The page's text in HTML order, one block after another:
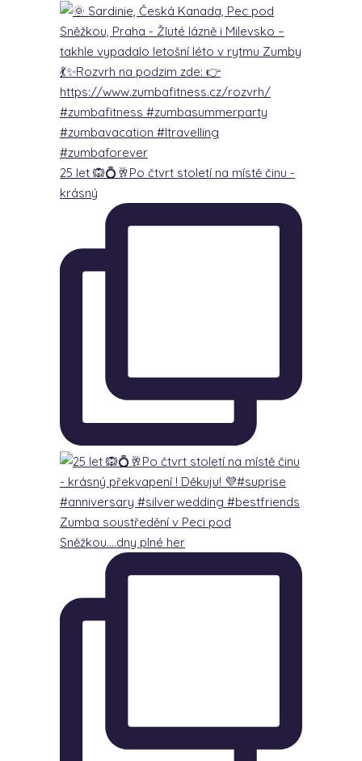
25 let 🙉💍🥂Po čtvrt století na místě činu -
krásný
Zumba soustředění v Peci pod
Sněžkou….dny plné her